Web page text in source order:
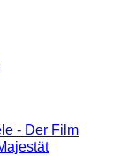
- Der Film